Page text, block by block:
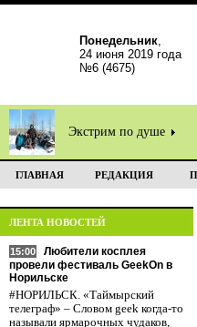
Понедельник,
24 июня 2019 года
№6 (4675)
Экстрим по душе
ГЛАВНАЯ РЕДАКЦИЯ
ЛЕНТА НОВОСТЕЙ
15:00
Любители косплея
провели фестиваль GeekOn в
Норильске
#НОРИЛЬСК. «Таймырский
телеграф» – Словом geek когда-то
называли ярмарочных чудаков,